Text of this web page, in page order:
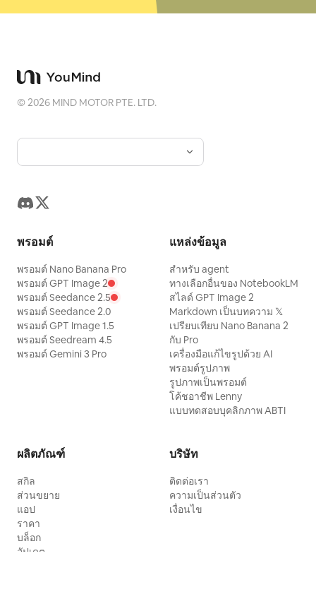
©2026 MIND MOTOR PTE. LTD.
พรอมต์
พรอมต์ Nano Banana Pro
พรอมต์ GPT Image 2
พรอมต์ Seedance 2.5
พรอมต์ Seedance 2.0
พรอมต์ GPT Image 1.5
พรอมต์ Seedream 4.5
พรอมต์ Gemini 3 Pro
แหล่งข้อมูล
สำหรับ agent
ทางเลือกอื่นของ NotebookLM
สไลด์ GPT Image 2
Markdown เป็นบทความ 𝕏
เปรียบเทียบ Nano Banana 2
กับ Pro
เครื่องมือแก้ไขรูปด้วย AI
พรอมต์รูปภาพ
รูปภาพเป็นพรอมต์
โค้ชอาชีพ Lenny
แบบทดสอบบุคลิกภาพ ABTI
ผลิตภัณฑ์
สกิล
ส่วนขยาย
แอป
ราคา
บล็อก
อัปเดต
บริษัท
ติดต่อเรา
ความเป็นส่วนตัว
เงื่อนไข